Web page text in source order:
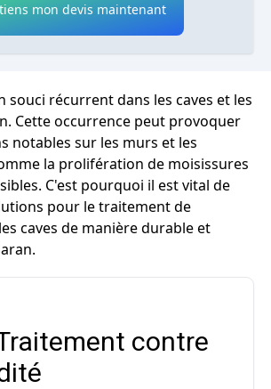
mon devis maintenant
souci récurrent dans les caves et les
Cette occurrence peut provoquer
notables sur les murs et les
la prolifération de moisissures
C'est pourquoi il est vital de
pour le traitement de
caves de manière durable et
contre